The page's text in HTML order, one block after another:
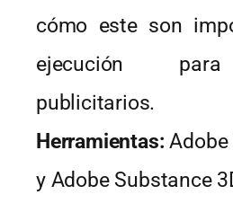
cómo este son
ejecución
publicitarios.
Herramientas: Adobe
y Adobe Substance